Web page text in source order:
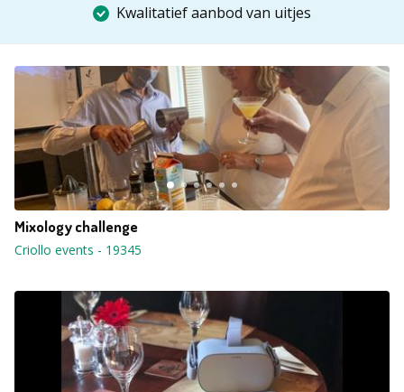
Kwalitatief aanbod van uitjes
Mixology challenge
Criollo events - 19345